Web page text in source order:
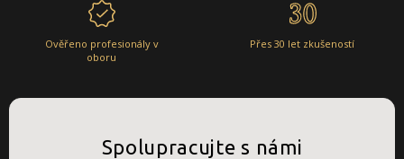
Ověřeno profesionály v
oboru
Přes 30 let zkušeností
Spolupracujte s námi